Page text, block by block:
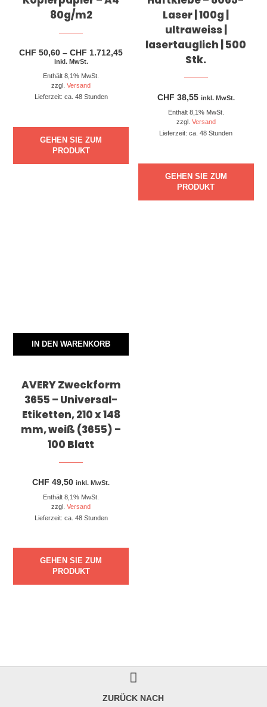
80g/m2
CHF 50,60 –CHF 1.712,45Preisspanne:
inkl. MwSt.
Enthält 8,1% MwSt.
zzgl.Versand
Lieferzeit: ca. 48 Stunden
GEHEN SIE ZUM
PRODUKT
Laser | 100g |
ultraweiss |
lasertauglich | 500
Stk.
CHF 38,55 inkl. MwSt.
Enthält 8,1% MwSt.
zzgl. Versand
Lieferzeit: ca. 48 Stunden
GEHEN SIE ZUM
PRODUKT
IN DEN WARENKORB
AVERY Zweckform
3655 – Universal-
Etiketten, 210 x 148
mm, weiß (3655) –
100 Blatt
CHF 49,50 inkl. MwSt.
Enthält 8,1% MwSt.
zzgl.Versand
Lieferzeit: ca. 48 Stunden
GEHEN SIE ZUM
PRODUKT
ZURÜCK NACH